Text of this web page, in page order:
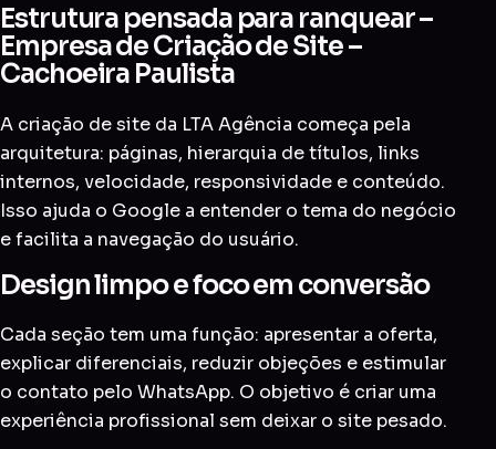
Estrutura pensada para ranquear –
Empresa de Criação de Site –
Cachoeira Paulista
A criação de site da LTA Agência começa pela
arquitetura: páginas, hierarquia de títulos, links
internos, velocidade, responsividade e conteúdo.
Isso ajuda o Google a entender o tema do negócio
e facilita a navegação do usuário.
Design limpo e foco em conversão
Cada seção tem uma função: apresentar a oferta,
explicar diferenciais, reduzir objeções e estimular
o contato pelo WhatsApp. O objetivo é criar uma
experiência profissional sem deixar o site pesado.